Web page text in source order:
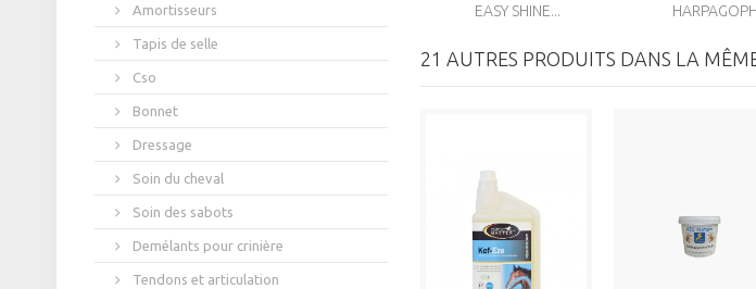
EASY SHINE...
21 AUTRES PRODUITS DANS LA
Amortisseurs
Tapis de selle
Cso
Bonnet
Dressage
Soin du cheval
Soin des sabots
Demélants pour crinière
Tendons et articulation